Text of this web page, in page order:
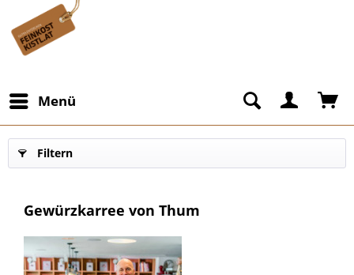
Menü
Filtern
Gewürzkarree von Thum